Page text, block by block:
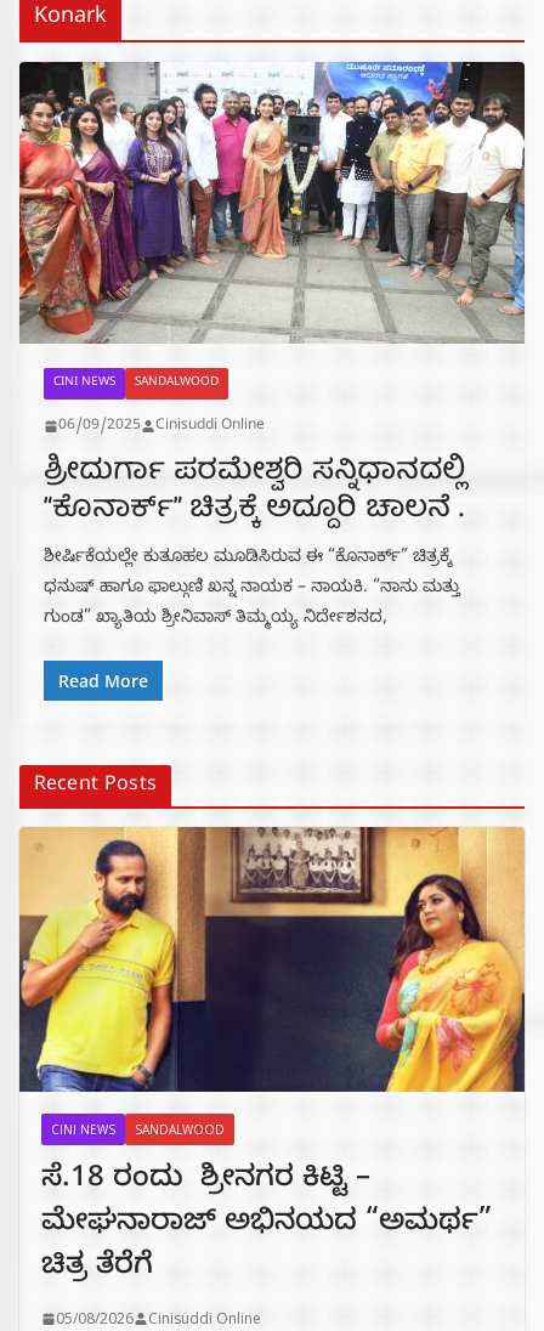
Konark
CINI NEWS SANDALWOOD
06/09/2025 Cinisuddi Online
ಶ್ರೀದುರ್ಗಾ ಪರಮೇಶ್ವರಿ ಸನ್ನಿಧಾನದಲ್ಲಿ
“ಕೊನಾರ್ಕ್” ಚಿತ್ರಕ್ಕೆ ಅದ್ದೂರಿ ಚಾಲನೆ .
ಶೀರ್ಷಿಕೆಯಲ್ಲೇ ಕುತೂಹಲ ಮೂಡಿಸಿರುವ ಈ “ಕೊನಾರ್ಕ್” ಚಿತ್ರಕ್ಕೆ
ಧನುಷ್ ಹಾಗೂ ಫಾಲ್ಗುಣಿ ಖನ್ನ ನಾಯಕ – ನಾಯಕಿ. “ನಾನು ಮತ್ತು
ಗುಂಡ” ಖ್ಯಾತಿಯ ಶ್ರೀನಿವಾಸ್ ತಿಮ್ಮಯ್ಯ ನಿರ್ದೇಶನದ,
Read More
Recent Posts
CINI NEWS SANDALWOOD
ಸೆ.18 ರಂದು ಶ್ರೀನಗರ ಕಿಟ್ಟಿ –
ಮೇಘನಾರಾಜ್ ಅಭಿನಯದ “ಅಮರ್ಥ”
ಚಿತ್ರ ತೆರೆಗೆ
05/08/2026 Cinisuddi Online